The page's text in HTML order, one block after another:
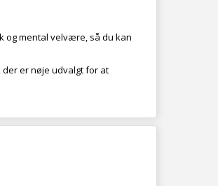
og mental velvære, så du kan
er nøje udvalgt for at